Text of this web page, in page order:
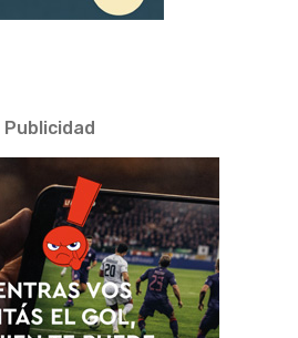
Publicidad